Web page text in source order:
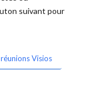
suivant pour
Visios